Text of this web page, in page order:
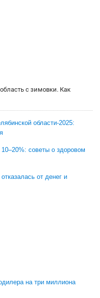
с зимовки. Как
области-2025:
10–20%: советы о здоровом
от денег и
на три миллиона